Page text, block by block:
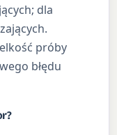
dla
próby
błędu